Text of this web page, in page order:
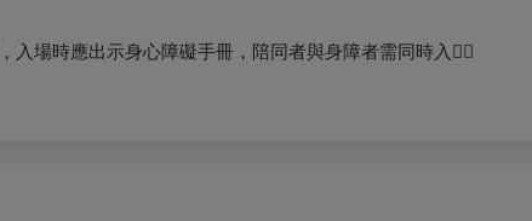
入場時應出示身心障礙手冊，陪同者與身障者需同時入場〪